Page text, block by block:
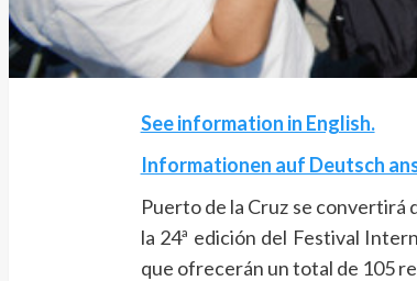
See information in English.
Informationen auf Deutsch
Puerto de la Cruz se convertirá
la 24ª edición del Festival
que ofrecerán un total de 105